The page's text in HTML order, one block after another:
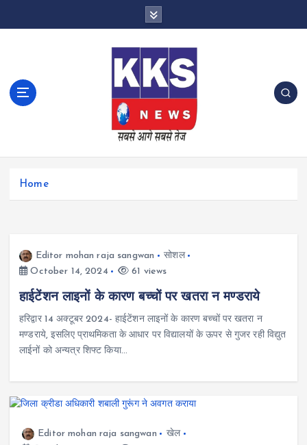
Home
Editor mohan raja sangwan
सोशल
October 14, 2024
61 views
हाईटेंशन लाइनों के कारण बच्चों पर खतरा न मण्डराये
हरिद्वार 14 अक्टूबर 2024- हाईटेंशन लाइनों के कारण बच्चों पर खतरा न
मण्डराये, इसलिए प्राथमिकता के आधार पर विद्यालयों के ऊपर से गुजर रही विद्युत
लाईनों को अन्यत्र शिफ्ट किया…
Editor mohan raja sangwan
खेल